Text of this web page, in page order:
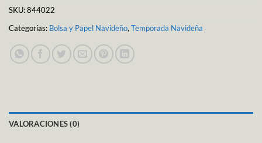
SKU:844022
Categorías: Bolsa y Papel Navideño,Temporada Navideña
VALORACIONES (0)